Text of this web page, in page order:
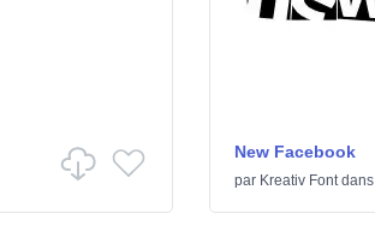
New Facebook
par Kreativ Fontdans